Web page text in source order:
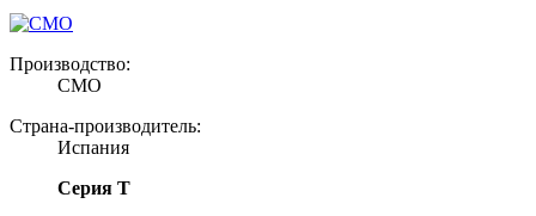
Производство:
CMO
Страна-производитель:
Испания
Серия Т